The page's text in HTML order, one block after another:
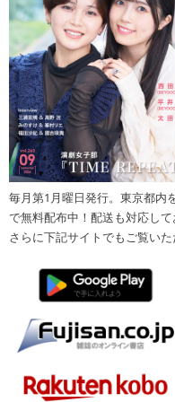
毎月第1月曜日発行。東京都内
で無料配布中！配送も対応して
さらに下記サイトでもご覧い